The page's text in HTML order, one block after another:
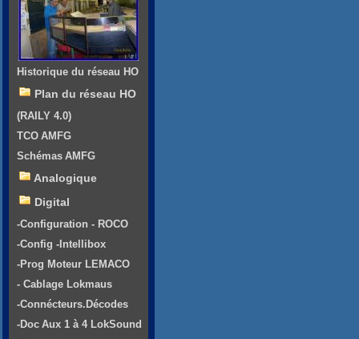
Historique du réseau HO
Plan du réseau HO
(RAILY 4.0)
TCO AMFG
Schémas AMFG
Analogique
Digital
-Configuration - ROCO
-Config -Intellibox
-Prog Moteur LEMACO
- Cablage Lokmaus
-Connécteurs.Décodes
-Doc Aux 1 à 4 LokSound